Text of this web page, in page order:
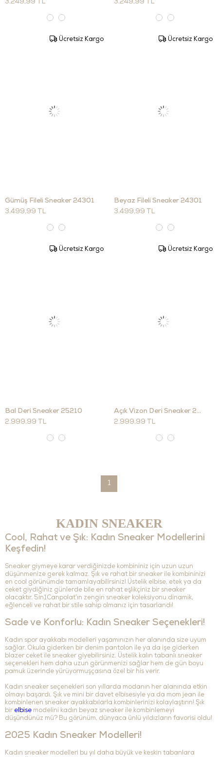
3.249,99 TL 3.249,99 TL
Gümüş Fileli Sneaker 24301
3.499,99 TL
Ücretsiz Kargo
Beyaz Fileli Sneaker 24301
3.499,99 TL
Ücretsiz Kargo
Bal Deri Sneaker 25210
2.999,99 TL
Ücretsiz Kargo
Açık Vizon Deri Sneaker 25210
2.999,99 TL
Ücretsiz Kargo
1
KADIN SNEAKER
Cool, Rahat ve Şık: Kadın Sneaker Modellerini
Keşfedin!
Sneaker giymeye karar verdiğinizde kombininiz için uzun uzun
düşünmenize gerek kalmaz. Şık ve rahat bir sneaker ile kombininizi
en cool görünümde tamamlayabilirsiniz! Üstelik elbise, etek ya da
ceket giydiğiniz günlerde bile en rahat eşlikçiniz bir sneaker
olacaktır. 5in1Canpolat’ın zengin sneaker koleksiyonu dinamik,
eğlenceli ve rahat bir stile sahip olmanız için tasarlandı!
Sade ve Konforlu: Kadın Sneaker Seçenekleri!
Kadın spor ayakkabı modelleri yaşamınızın her alanında size uyum
sağlar. Okula giderken bir denim pantolon ile ya da işe giderken
blazer ceket ile sneaker giyebilirsiniz. Üstelik kalın tabanlı sneaker
seçenekleri hem daha uzun görünmenizi sağlar hem de gün boyu
pamuk üzerinde yürüyormuşçasına özel bir his verir.
Kadın sneaker seçenekleri son yıllarda modanın her alanında etkin
olmayı başardı. Şık ve mini bir davet elbisesiyle ya da mom jean ile
kombinlenen sneaker ayakkabılarla kombinlerinizi kolaylaştırın! Şık
bir elbise modelini kadın beyaz sneaker ile kombinlemeyi
düşündünüz mü? Bu görünüm, dünyaca ünlü yıldızların favorisi oldu!
2025 Kadın Sneaker Modelleri!
Kadın sneaker modelleri bu yıl daha büyük ve keskin tabanlara